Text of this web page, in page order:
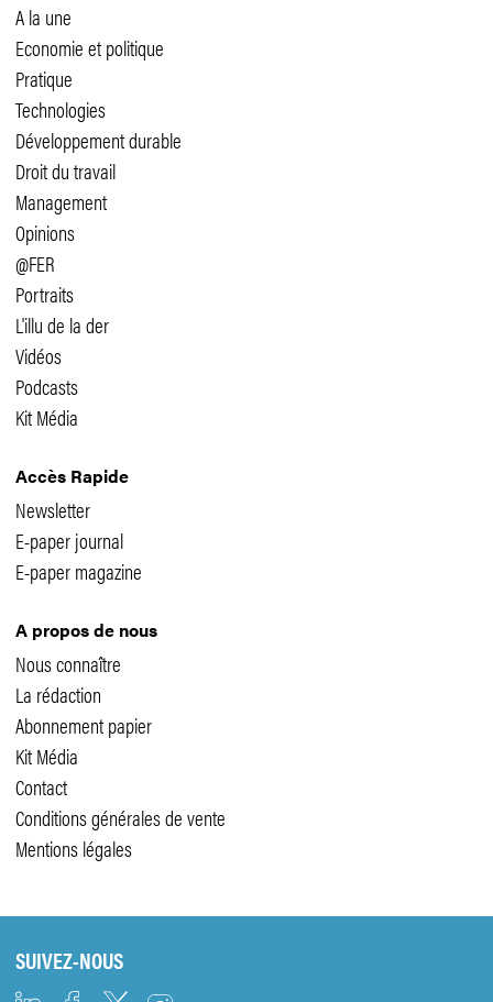
A la une
Economie et politique
Pratique
Technologies
Développement durable
Droit du travail
Management
Opinions
@FER
Portraits
L'illu de la der
Vidéos
Podcasts
Kit Média
Accès Rapide
Newsletter
E-paper journal
E-paper magazine
A propos de nous
Nous connaître
La rédaction
Abonnement papier
Kit Média
Contact
Conditions générales de vente
Mentions légales
SUIVEZ-NOUS